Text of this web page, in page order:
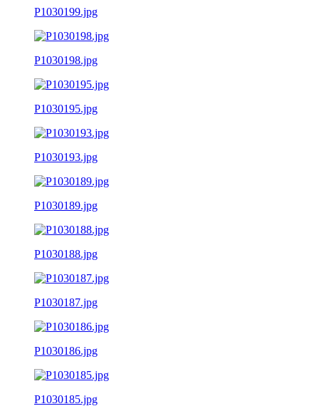
P1030199.jpg
P1030198.jpg
P1030195.jpg
P1030193.jpg
P1030189.jpg
P1030188.jpg
P1030187.jpg
P1030186.jpg
P1030185.jpg